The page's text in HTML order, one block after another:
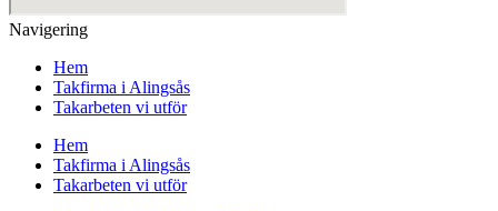
Navigering
Hem
Takfirma i Alingsås
Takarbeten vi utför
Hem
Takfirma i Alingsås
Takarbeten vi utför